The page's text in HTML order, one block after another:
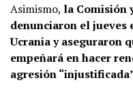
Asimismo, la Comisión
denunciaron el jueves
Ucrania y aseguraron
empeñará en hacer
agresión